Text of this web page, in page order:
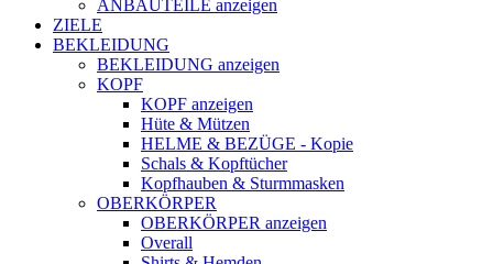
ANBAUTEILE anzeigen
ZIELE
BEKLEIDUNG
BEKLEIDUNG anzeigen
KOPF
KOPF anzeigen
Hüte & Mützen
HELME & BEZÜGE - Kopie
Schals & Kopftücher
Kopfhauben & Sturmmasken
OBERKÖRPER
OBERKÖRPER anzeigen
Overall